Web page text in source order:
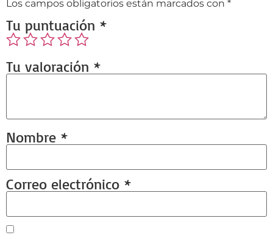
Los campos obligatorios están marcados con *
Tu puntuación *
Tu valoración *
Nombre *
Correo electrónico *